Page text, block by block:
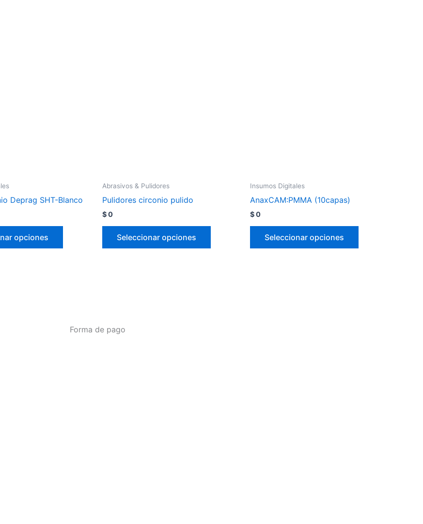
Deprag SHT-Blanco
opciones
Abrasivos & Pulidores
Pulidores circonio pulido
$0
Seleccionar opciones
Insumos Digitales
AnaxCAM:PMMA (10capas)
$0
Seleccionar opciones
Forma de pago